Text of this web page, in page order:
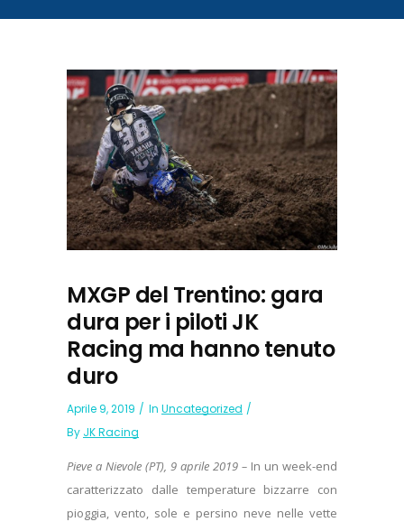
MXGP del Trentino: gara
dura per i piloti JK
Racing ma hanno tenuto
duro
Aprile 9, 2019 In Uncategorized
By JK Racing
Pieve a Nievole (PT), 9 aprile 2019 – In un week-end
caratterizzato dalle temperature bizzarre con
pioggia, vento, sole e persino neve nelle vette